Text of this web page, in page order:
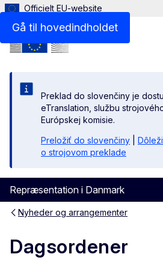
Gå til hovedindholdet
Officielt EU-website
Preklad do slovenčiny je
eTranslation, službu
Európskej komisie.
Preložiť do slovenčiny
o strojovom preklade
Repræsentation i Danmark
Menu
Nyheder og arrangementer
Dagsordener